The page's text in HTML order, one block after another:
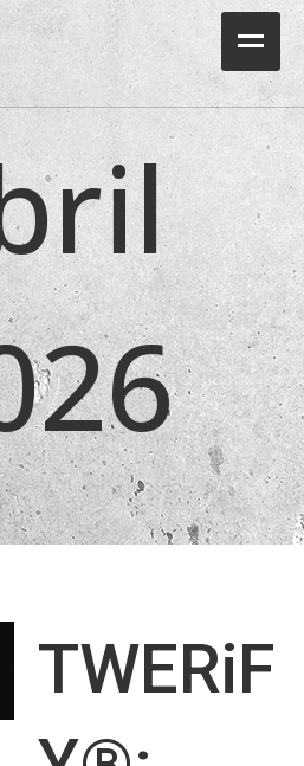
Productos
Ocasiones
Outlet
Rental
Noticias
Portfolio
Sala Demo
Galería
Contacto
TWERiF